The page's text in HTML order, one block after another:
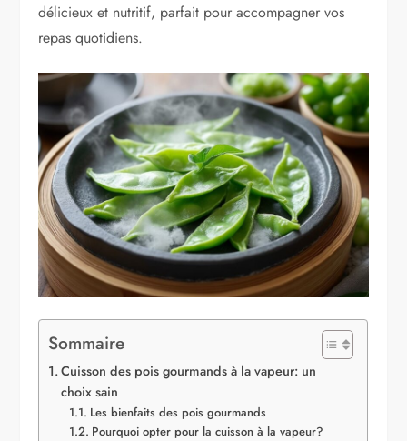
délicieux et nutritif, parfait pour accompagner vos
repas quotidiens.
Sommaire
Cuisson des pois gourmands à la vapeur: un
choix sain
Les bienfaits des pois gourmands
Pourquoi opter pour la cuisson à la vapeur?